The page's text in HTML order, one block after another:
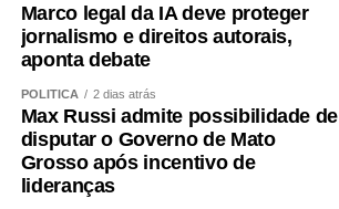
Marco legal da IA deve proteger
jornalismo e direitos autorais,
aponta debate
POLÍTICA 2 dias atrás
Max Russi admite possibilidade de
disputar o Governo de Mato
Grosso após incentivo de
lideranças